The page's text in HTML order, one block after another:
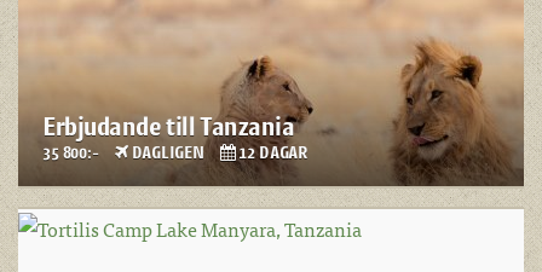
Erbjudande till Tanzania
35 800:- DAGLIGEN 12 DAGAR